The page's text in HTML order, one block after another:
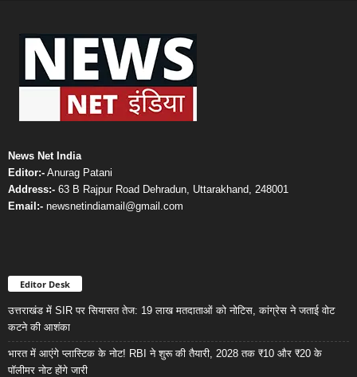
News Net India
Editor:- Anurag Patani
Address:- 63 B Rajpur Road Dehradun, Uttarakhand, 248001
Email:- newsnetindiamail@gmail.com
Editor Desk
उत्तराखंड में SIR पर सियासत तेज: 19 लाख मतदाताओं को नोटिस, कांग्रेस ने जताई वोट
कटने की आशंका
भारत में आएंगे प्लास्टिक के नोट! RBI ने शुरू की तैयारी, 2028 तक ₹10 और ₹20 के
पॉलीमर नोट होंगे जारी